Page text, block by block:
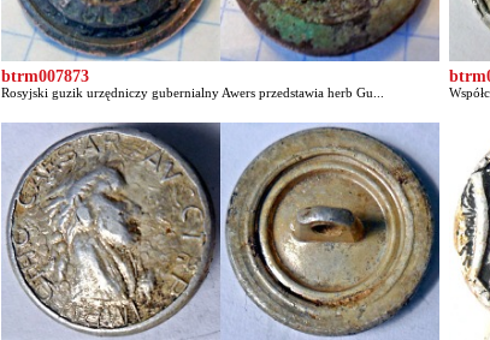
btrm007873
Rosyjski guzik urzędniczy gubernialny Awers przedstawia herb Gu...